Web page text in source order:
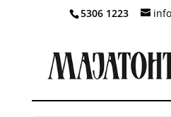
5306 1223